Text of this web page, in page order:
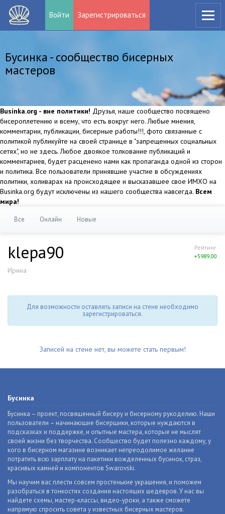
Войти Зарегистрироваться
Бусинка - сообщество бисерных
мастеров
Businka.org - вне политики! Друзья, наше сообщество посвящено
бисероплетению и всему, что есть вокруг него. Любые мнения,
комментарии, публикации, бисерные работы!!!, фото связанные с
политикой публикуйте на своей странице в "запрещенных социальных
сетях", но не здесь. Любое двоякое толкование публикаций и
комментариев, будет расценено нами как пропаганда одной из сторон
и политика. Все пользователи принявшие участие в обсуждениях
политики, холиварах на происходящее и высказавшее свое ИМХО на
Businka.org будут исключены из нашего сообщества навсегда. Всем
мира!
Все Онлайн Новые
Рейтинг
+5989.00
klepa90
Ирина
Для возможности оставлять записи на стене необходимо
зарегистрироваться.
Записей на стене нет, вы можете стать первым!
Бусинка
Бусинка – проект, посвященный бисеру и бисерному рукоделию. Наши
пользователи – начинающие бисерщики, которые нуждаются в
подсказках и поддержке, и опытные мастера, которые не мыслят
своей жизни без творчества. Сообщество будет полезно каждому, у
кого в бисерном магазине возникает непреодолимое желание
потратить всю зарплату на пакетики вожделенных бусинок, страз,
красивых камней и компонентов Swarovski.
Мы научим вас плести совсем простенькие украшения, и поможем
разобраться в тонкостях создания настоящих шедевров. У нас вы
найдете схемы, мастер-классы, видео-уроки, а также сможете
напрямую спросить совета у известных бисерных мастеров.